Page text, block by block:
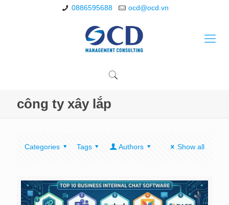
0886595688 ocd@ocd.vn
công ty xây lắp
Categories Tags Authors Show all